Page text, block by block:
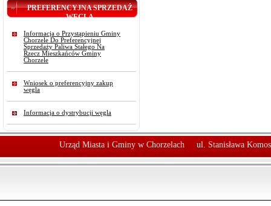
PREFERENCYJNA SPRZEDAŻ
WĘGLA
Informacja o Przystąpieniu Gminy
Chorzele Do Preferencyjnej
Sprzedaży Paliwa Stałego Na
Rzecz Mieszkańców Gminy
Chorzele
Wniosek o preferencyjny zakup
węgla
Informacja o dystrybucji węgla
Urząd Miasta i Gminy w Chorzelach ul. Stanisława